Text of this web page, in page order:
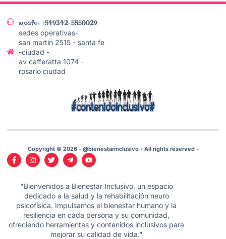
wpsfe: +549342-5550029
sedes operativas-
san martin 2515 - santa fe
-ciudad -
av cafferatta 1074 -
rosario ciudad
Copyright © 2026 - @bienestarinclusivo - All rights reserved -
"Bienvenidos a Bienestar Inclusivo, un espacio
dedicado a la salud y la rehabilitación neuro
psicofísica. Impulsamos el bienestar humano y la
resiliencia en cada persona y su comunidad,
ofreciendo herramientas y contenidos inclusivos para
mejorar su calidad de vida."